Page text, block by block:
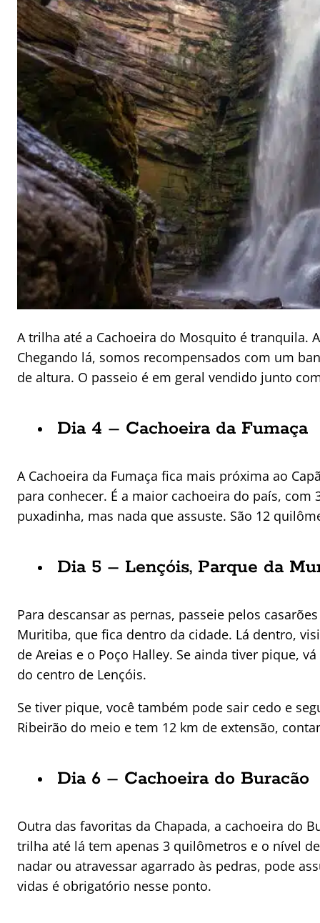
A trilha até a Cachoeira do Mosquito é tranquila.
Chegando lá, somos recompensados com um
de altura. O passeio é em geral vendido junto
Dia 4 – Cachoeira da Fumaça
A Cachoeira da Fumaça fica mais próxima ao
para conhecer. É a maior cachoeira do país,
puxadinha, mas nada que assuste. São 12
Dia 5 – Lençóis, Parque da
Para descansar as pernas, passeie pelos
Muritiba, que fica dentro da cidade. Lá dentro,
de Areias e o Poço Halley. Se ainda tiver pique,
do centro de Lençóis.
Se tiver pique, você também pode sair cedo e
Ribeirão do meio e tem 12 km de extensão,
Dia 6 – Cachoeira do Buracão
Outra das favoritas da Chapada, a cachoeira do
trilha até lá tem apenas 3 quilômetros e o nível
nadar ou atravessar agarrado às pedras, pode
vidas é obrigatório nesse ponto.